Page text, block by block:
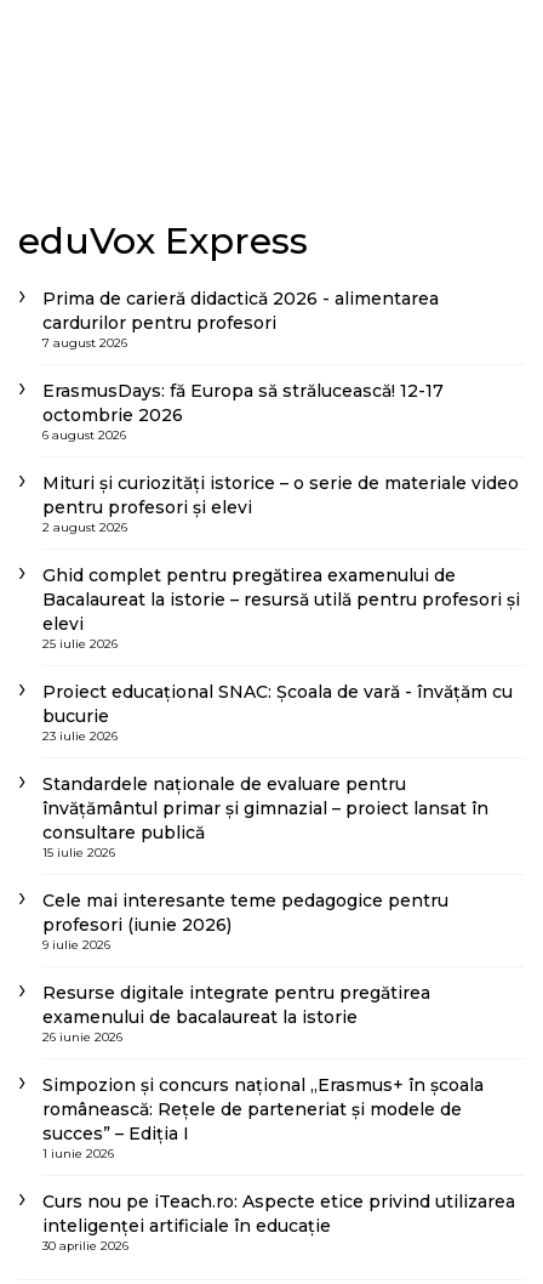
eduVox Express
Prima de carieră didactică 2026 - alimentarea
cardurilor pentru profesori
7 august 2026
ErasmusDays: fă Europa să strălucească! 12-17
octombrie 2026
6 august 2026
Mituri și curiozități istorice – o serie de materiale video
pentru profesori și elevi
2 august 2026
Ghid complet pentru pregătirea examenului de
Bacalaureat la istorie – resursă utilă pentru profesori și
elevi
25 iulie 2026
Proiect educațional SNAC: Școala de vară - învățăm cu
bucurie
23 iulie 2026
Standardele naționale de evaluare pentru
învățământul primar și gimnazial – proiect lansat în
consultare publică
15 iulie 2026
Cele mai interesante teme pedagogice pentru
profesori (iunie 2026)
9 iulie 2026
Resurse digitale integrate pentru pregătirea
examenului de bacalaureat la istorie
26 iunie 2026
Simpozion și concurs național „Erasmus+ în școala
românească: Rețele de parteneriat și modele de
succes” – Ediția I
1 iunie 2026
Curs nou pe iTeach.ro: Aspecte etice privind utilizarea
inteligenței artificiale în educație
30 aprilie 2026